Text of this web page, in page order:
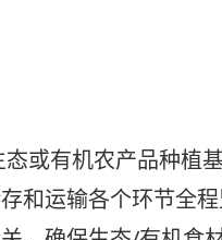
或有机农产品种植
和运输各个环节全程